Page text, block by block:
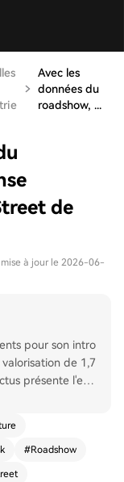
Avec les
données du
roadshow, ...
de
à jour le 2026-06-
pour son intro
de 1,7
présente l'entr
(Space), la con
artificielle
une croiss
#Roadshow